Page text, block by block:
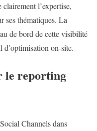
l’expertise,
ses thématiques. La
de bord de cette visibilité
d’optimisation on-site.
le reporting
Channels dans